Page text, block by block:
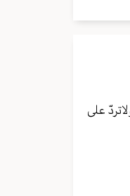
على